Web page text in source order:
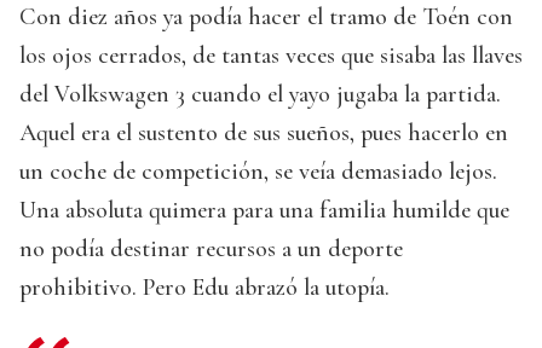
Con diez años ya podía hacer el tramo de Toén con
los ojos cerrados, de tantas veces que sisaba las llaves
del Volkswagen 3 cuando el yayo jugaba la partida.
Aquel era el sustento de sus sueños, pues hacerlo en
un coche de competición, se veía demasiado lejos.
Una absoluta quimera para una familia humilde que
no podía destinar recursos a un deporte
prohibitivo. Pero Edu abrazó la utopía.